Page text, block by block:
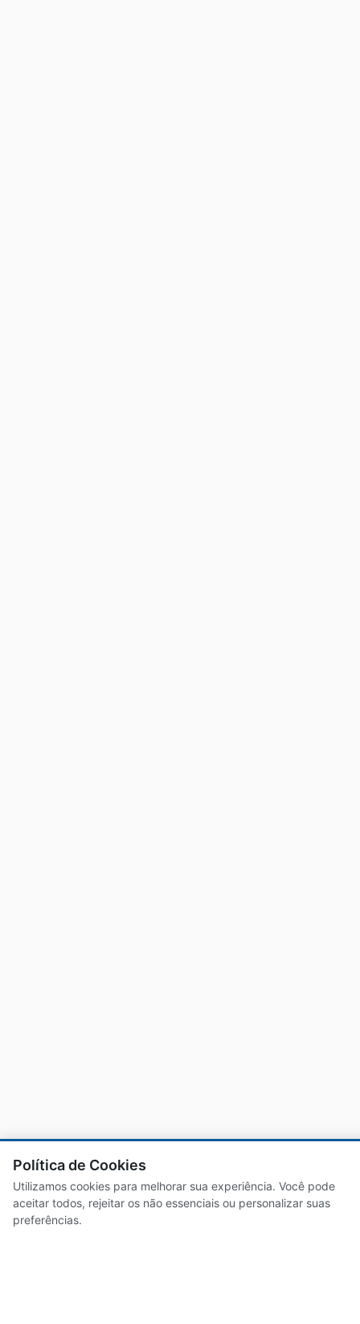
Política de Cookies
Utilizamos cookies para melhorar sua experiência. Você pode
aceitar todos, rejeitar os não essenciais ou personalizar suas
preferências.